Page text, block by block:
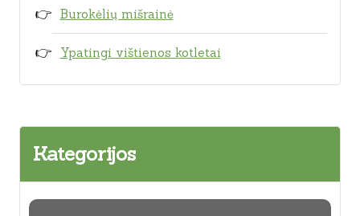
Burokėlių mišrainė
Ypatingi vištienos kotletai
Kategorijos